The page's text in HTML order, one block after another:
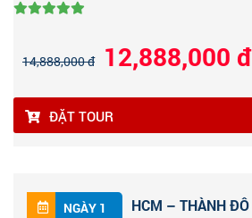
14,888,000 đ 12,888,000 đ
ĐẶT TOUR
NGÀY 1
HCM – THÀNH ĐÔ